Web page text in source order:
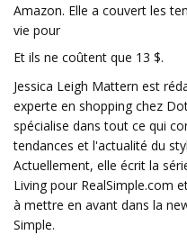
Amazon. Elle a couvert les
vie pour
Et ils ne coûtent que 13 $.
Jessica Leigh Mattern est
experte en shopping chez
spécialise dans tout ce qui
tendances et l'actualité du
Actuellement, elle écrit la
Living pour RealSimple.com
à mettre en avant dans la
Simple.